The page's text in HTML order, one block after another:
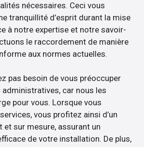
nécessaires. Ceci vous
tranquillité d’esprit durant la mise
à notre expertise et notre savoir-
le raccordement de manière
aux normes actuelles.
pas besoin de vous préoccuper
car nous les
pour vous. Lorsque vous
vous profitez ainsi d’un
et sur mesure, assurant un
de votre installation. De plus,